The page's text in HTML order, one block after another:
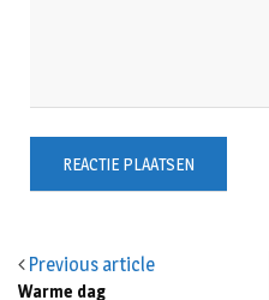
Previous article
Warme dag